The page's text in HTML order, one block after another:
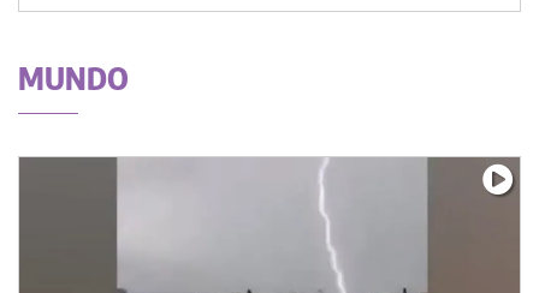
MUNDO